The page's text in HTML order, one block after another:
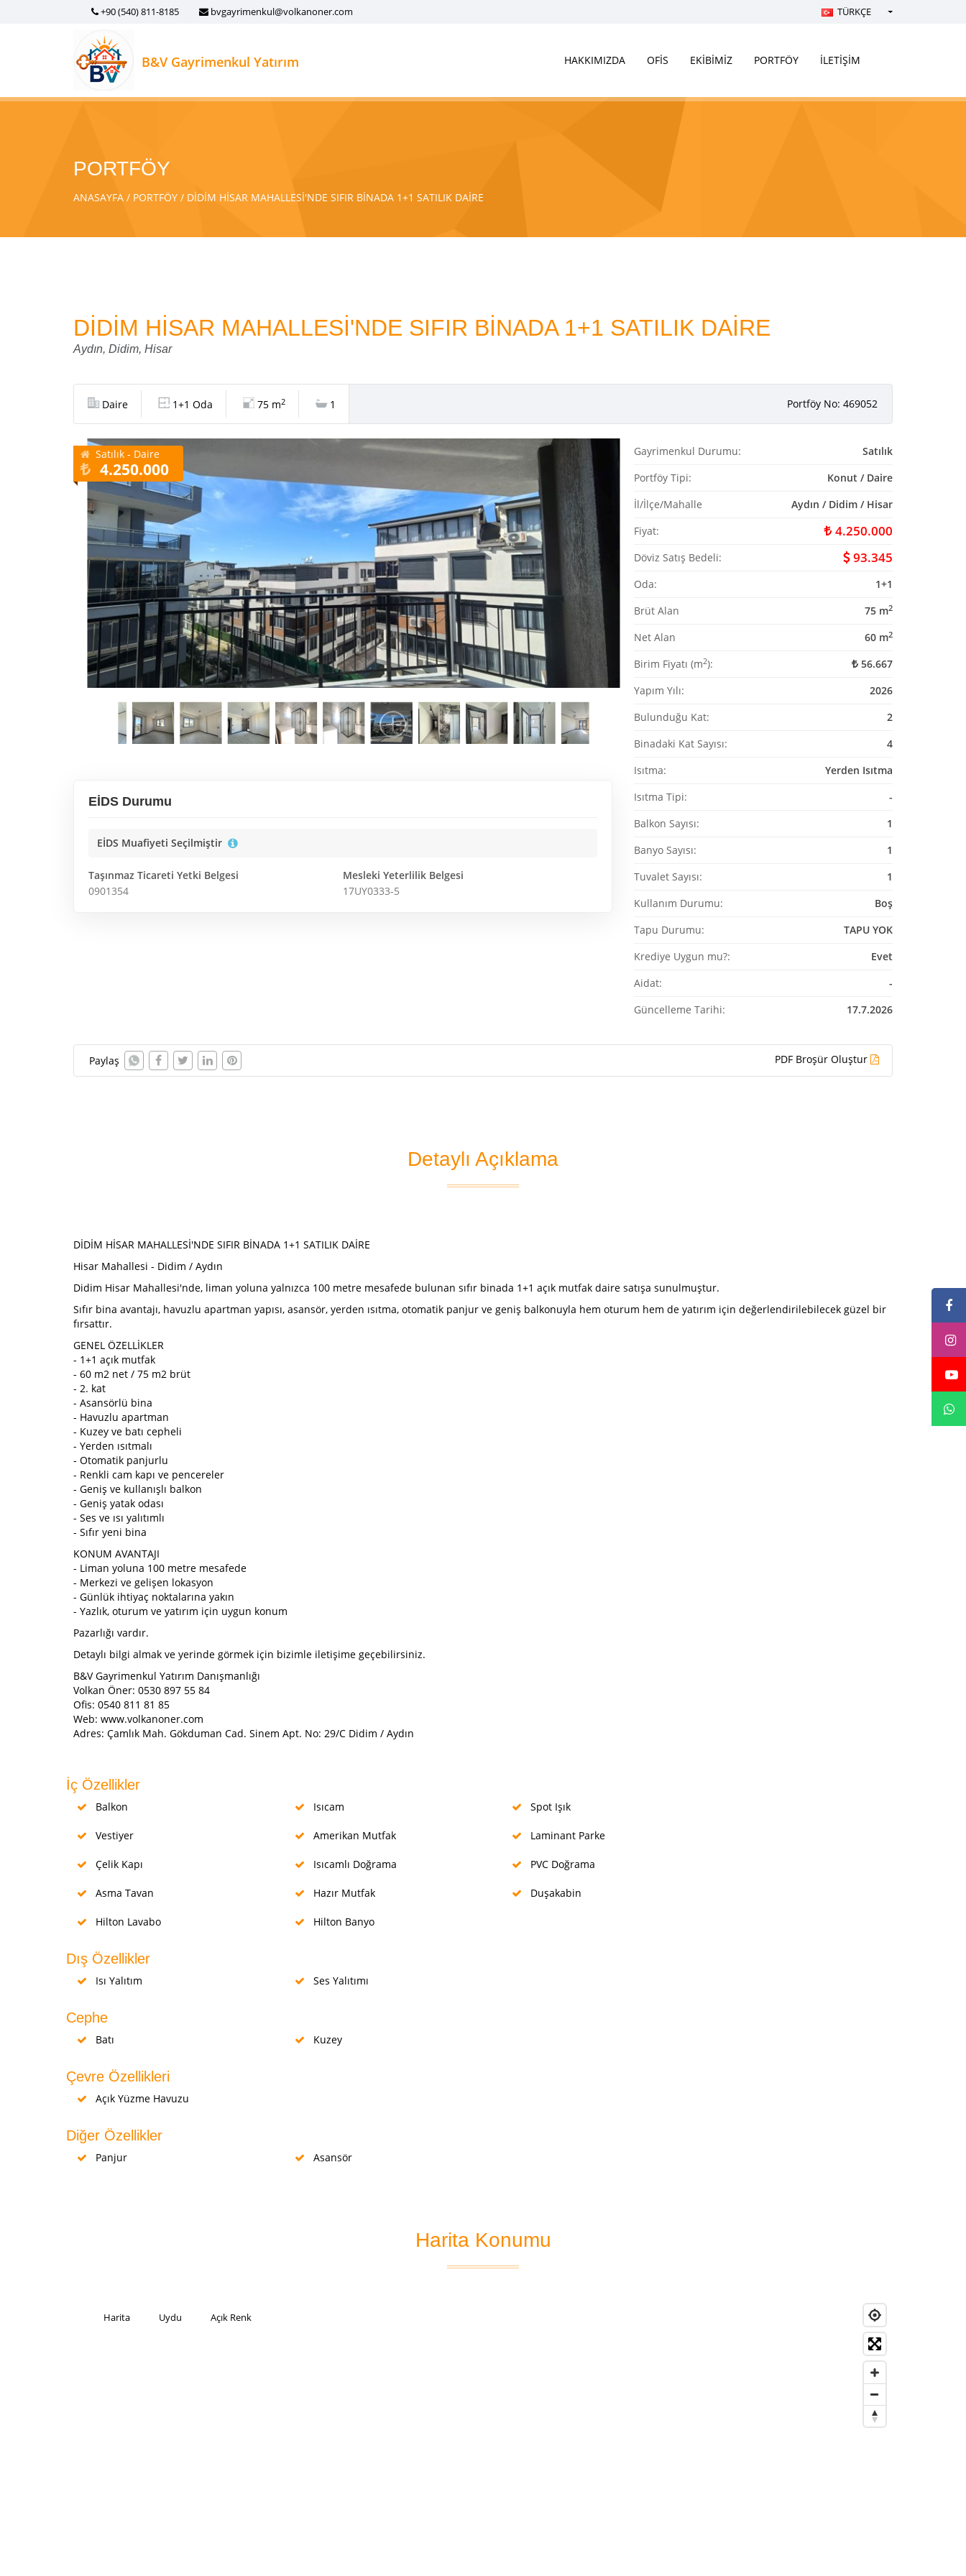
+90 (540) 811-8185 bvgayrimenkul@volkanoner.com
TÜRKÇE
English - English
B&V Gayrimenkul Yatırım HAKKIMIZDA OFİS EKİBİMİZ PORTFÖY İLETİŞİM
PORTFÖY
ANASAYFA PORTFÖY DİDİM HİSAR MAHALLESİ'NDE SIFIR BİNADA 1+1 SATILIK DAİRE
DİDİM HİSAR MAHALLESİ'NDE SIFIR BİNADA 1+1 SATILIK DAİRE
Aydın, Didim, Hisar
Daire 1+1 Oda 75 m2 1 Portföy No: 469052
Satılık - Daire
4.250.000
EİDS Durumu
EİDS Muafiyeti Seçilmiştir
Taşınmaz Ticareti Yetki Belgesi
0901354
Mesleki Yeterlilik Belgesi
17UY0333-5
Gayrimenkul Durumu:
Satılık
Portföy Tipi:
Konut / Daire
İl/İlçe/Mahalle
Aydın / Didim / Hisar
Fiyat:
4.250.000
Döviz Satış Bedeli: 93.345
Oda:
1+1
Brüt Alan
75 m2
Net Alan 60 m2
Birim Fiyatı (m2):
56.667
Yapım Yılı:
2026
Bulunduğu Kat:
2
Binadaki Kat Sayısı:
4
Isıtma:
Yerden Isıtma
Isıtma Tipi:
-
Balkon Sayısı:
1
Banyo Sayısı:
1
Tuvalet Sayısı:
1
Kullanım Durumu:
Boş
Tapu Durumu:
TAPU YOK
Krediye Uygun mu?:
Evet
Aidat:
-
Güncelleme Tarihi:
17.7.2026
Paylaş PDF Broşür Oluştur
Detaylı Açıklama
DİDİM HİSAR MAHALLESİ'NDE SIFIR BİNADA 1+1 SATILIK DAİRE
Hisar Mahallesi - Didim / Aydın
Didim Hisar Mahallesi'nde, liman yoluna yalnızca 100 metre mesafede bulunan sıfır binada 1+1 açık mutfak daire satışa sunulmuştur.
Sıfır bina avantajı, havuzlu apartman yapısı, asansör, yerden ısıtma, otomatik panjur ve geniş balkonuyla hem oturum hem de yatırım için değerlendirilebilecek güzel bir
fırsattır.
GENEL ÖZELLİKLER
- 1+1 açık mutfak
- 60 m2 net / 75 m2 brüt
- 2. kat
- Asansörlü bina
- Havuzlu apartman
- Kuzey ve batı cepheli
- Yerden ısıtmalı
- Otomatik panjurlu
- Renkli cam kapı ve pencereler
- Geniş ve kullanışlı balkon
- Geniş yatak odası
- Ses ve ısı yalıtımlı
- Sıfır yeni bina
KONUM AVANTAJI
- Liman yoluna 100 metre mesafede
- Merkezi ve gelişen lokasyon
- Günlük ihtiyaç noktalarına yakın
- Yazlık, oturum ve yatırım için uygun konum
Pazarlığı vardır.
Detaylı bilgi almak ve yerinde görmek için bizimle iletişime geçebilirsiniz.
B&V Gayrimenkul Yatırım Danışmanlığı
Volkan Öner: 0530 897 55 84
Ofis: 0540 811 81 85
Web: www.volkanoner.com
Adres: Çamlık Mah. Gökduman Cad. Sinem Apt. No: 29/C Didim / Aydın
İç Özellikler
Balkon Isıcam Spot Işık
Vestiyer Amerikan Mutfak Laminant Parke
Çelik Kapı Isıcamlı Doğrama PVC Doğrama
Asma Tavan Hazır Mutfak Duşakabin
Hilton Lavabo Hilton Banyo
Dış Özellikler
Isı Yalıtım Ses Yalıtımı
Cephe
Batı Kuzey
Çevre Özellikleri
Açık Yüzme Havuzu
Diğer Özellikler
Panjur Asansör
Harita Konumu
Harita Uydu Açık Renk